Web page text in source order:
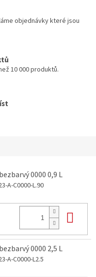
objednávky které jsou
10 000 produktů.
0000 0,9 L
A-C0000-L.90
0000 2,5 L
A-C0000-L2.5